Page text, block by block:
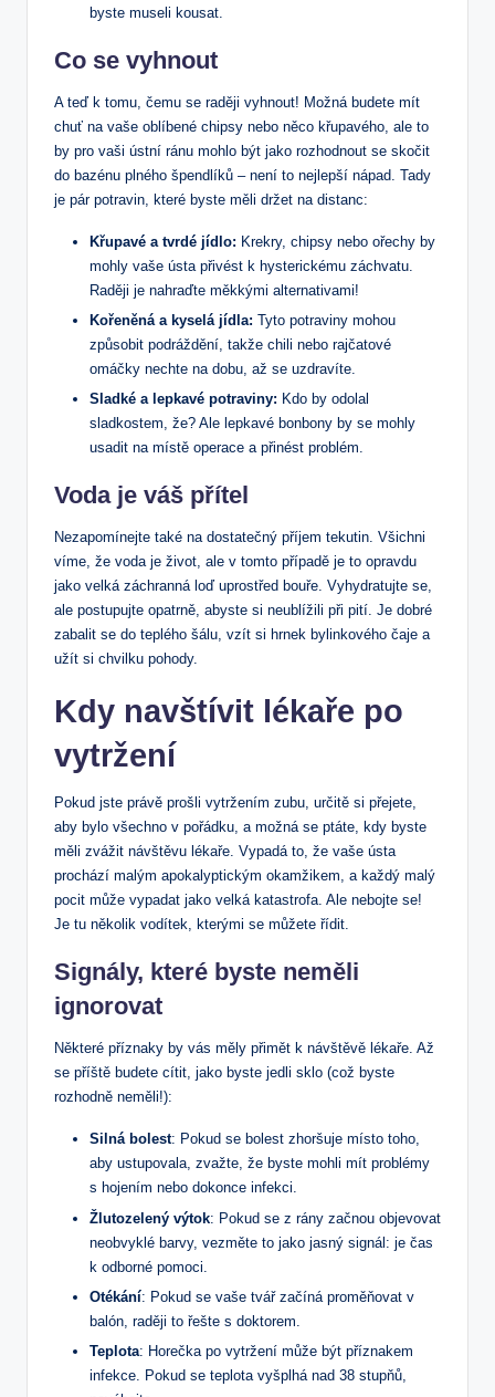
byste⁤ museli kousat.
Co⁣ se vyhnout
A teď k⁢ tomu, čemu se⁢ raději vyhnout! Možná budete mít
chuť na vaše oblíbené chipsy‍ nebo něco křupavého, ale‍ to
by pro vaši‌ ústní ránu mohlo být jako rozhodnout se skočit
do bazénu plného špendlíků‌ – není to nejlepší nápad.⁣ Tady
je⁣ pár potravin, které byste měli držet na distanc:
Křupavé a tvrdé jídlo: Krekry, ⁣chipsy nebo ořechy by
‍mohly vaše ústa přivést k hysterickému ⁢záchvatu.
Raději je nahraďte měkkými alternativami!
Kořeněná ⁤a ​kyselá jídla: Tyto ⁤potraviny mohou
způsobit podráždění, ‍takže chili nebo rajčatové
omáčky nechte na dobu, až se uzdravíte.
Sladké a ​lepkavé⁢ potraviny: Kdo by ⁣odolal
sladkostem, ​že?‌ Ale lepkavé bonbony by se mohly
usadit‌ na místě operace a přinést⁤ problém.
Voda je⁤ váš přítel
Nezapomínejte také na dostatečný příjem‍ tekutin. Všichni
víme, že voda je život, ale v⁢ tomto případě‍ je to opravdu
jako velká záchranná‌ loď⁢ uprostřed ⁢bouře. Vyhydratujte se,
ale postupujte‌ opatrně, abyste ‍si​ neublížili⁤ při pití. Je dobré‍
zabalit se do teplého⁣ šálu, vzít si ⁣hrnek bylinkového čaje a ​
užít si chvilku‍ pohody.
Kdy navštívit lékaře po⁢
vytržení
Pokud jste​ právě ‌prošli vytržením zubu, určitě si přejete,
aby bylo všechno v pořádku, a možná ​se ptáte, kdy byste
měli zvážit​ návštěvu lékaře. Vypadá to, že vaše ústa
prochází malým apokalyptickým okamžikem, a každý malý
‌pocit může vypadat jako velká katastrofa. Ale nebojte⁣ se!⁢
Je tu několik vodítek, kterými ‌se můžete řídit.
Signály, které ​byste neměli⁢
ignorovat
Některé příznaky by vás měly přimět ⁣k ​návštěvě lékaře. Až
se příště budete cítit, jako byste jedli sklo (což byste
rozhodně⁢ neměli!):
Silná⁢ bolest: ⁤Pokud se ⁢bolest zhoršuje místo toho,
aby ustupovala,⁢ zvažte, ​že byste mohli mít problémy
s hojením​ nebo dokonce infekci.
Žlutozelený výtok: Pokud se z rány začnou objevovat
neobvyklé barvy, vezměte to jako jasný signál: je čas
k odborné pomoci.
Otékání: ⁣Pokud se vaše tvář začíná proměňovat v
balón, ⁤raději to řešte s doktorem.
Teplota:⁣ Horečka po vytržení může být příznakem
infekce. Pokud se teplota vyšplhá nad 38 stupňů,